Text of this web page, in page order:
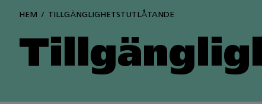
HEM TILLGÄNGLIGHETSTUTLÅTANDE